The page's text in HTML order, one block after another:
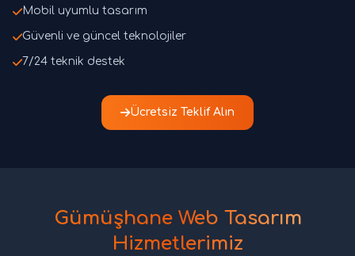
Mobil uyumlu tasarım
Güvenli ve güncel teknolojiler
7/24 teknik destek
Ücretsiz Teklif Alın
Gümüşhane Web Tasarım
Hizmetlerimiz